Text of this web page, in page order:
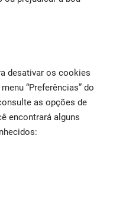
desativar os cookies
“Preferências” do
as opções de
encontrará alguns